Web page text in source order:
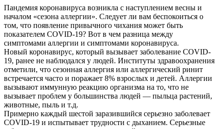
Пандемия коронавируса возникла с наступлением весны и
началом «сезона аллергии». Следует ли вам беспокоиться о
том, что появление привычного чихания может быть
показателем COVID-19? Вот в чем разница между
симптомами аллергии и симптомами коронавируса.
Новый коронавирус, который вызывает заболевание COVID-
19, ранее не наблюдался у людей. Институты здравоохранения
отметили, что сезонная аллергия или аллергический ринит
встречается часто и поражает 8% взрослых и детей. Аллергии
вызывают иммунную реакцию организма на то, что не
вызывает проблем у большинства людей — пыльца растений,
животные, пыль и т.д.
Примерно каждый шестой заразившийся серьезно заболевает
COVID-19 и испытывает трудности с дыханием. Серьезные